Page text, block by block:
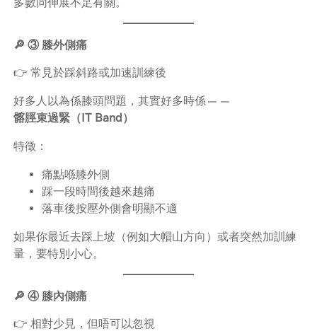
多數同伸展不足有關。
🔎 ③ 膝外側痛
👉 常見於踩斜路或加速訓練後
好多人以為係膝頭問題，其實好多時係——
髂脛束過緊（IT Band）
特徵：
痛點喺膝外側
踩一段時間後越來越痛
落車後按壓外側會明顯不適
如果你最近去踩上坡（例如大帽山方向）或者突然加訓練
量，要特別小心。
🔎 ④ 膝內側痛
👉 相對少見，但唔可以忽視